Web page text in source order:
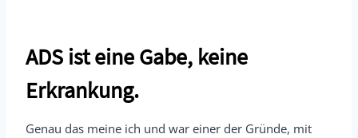
ADS ist eine Gabe, keine
Erkrankung.
Genau das meine ich und war einer der Gründe, mit